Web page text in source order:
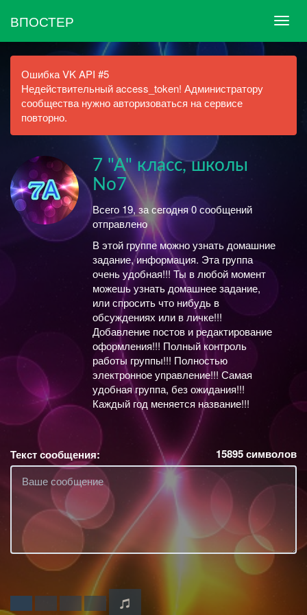
ВПОСТЕР
Ошибка VK API #5
Недействительный access_token! Администратору
сообщества нужно авторизоваться на сервисе
повторно.
7 "А" класс, школы
No7
Всего 19, за сегодня 0 сообщений
отправлено
В этой группе можно узнать домашние
задание, информация. Эта группа
очень удобная!!! Ты в любой момент
можешь узнать домашнее задание,
или спросить что нибудь в
обсуждениях или в личке!!!
Добавление постов и редактирование
оформления!!! Полный контроль
работы группы!!! Полностью
электронное управление!!! Самая
удобная группа, без ожидания!!!
Каждый год меняется название!!!
Текст сообщения: 15895символов